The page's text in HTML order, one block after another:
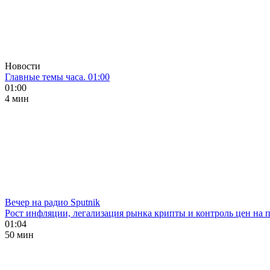
Новости
Главные темы часа. 01:00
01:00
4 мин
Вечер на радио Sputnik
Рост инфляции, легализация рынка крипты и контроль цен на
01:04
50 мин